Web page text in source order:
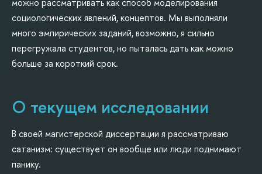
социологических явлений, концептов. Мы выполняли
много эмпирических заданий, возможно, я сильно
перегружала студентов, но пыталась дать как можно
больше за короткий срок.
О текущем исследовании
В своей магистерской диссертации я рассматриваю
сатанизм: существует он вообще или люди поднимают
панику.